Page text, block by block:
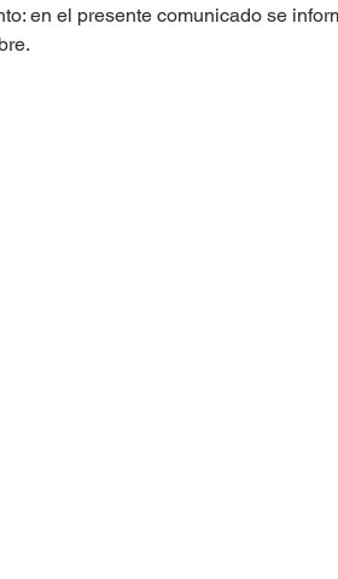
en el presente comunicado se